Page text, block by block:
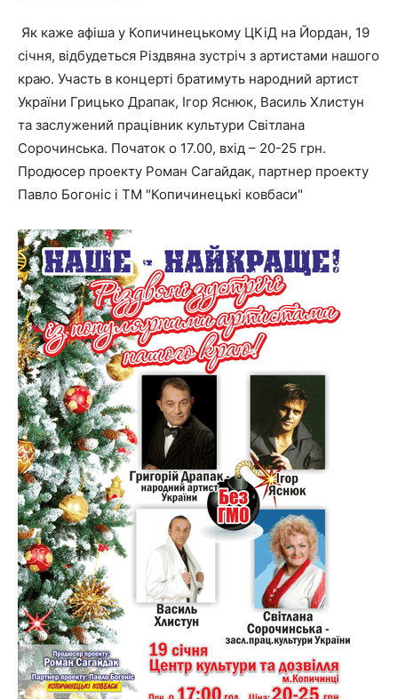
Як каже афіша у Копичинецькому ЦКіД на Йордан, 19
січня, відбудеться Різдвяна зустріч з артистами нашого
краю. Участь в концерті братимуть народний артист
України Грицько Драпак, Ігор Яснюк, Василь Хлистун
та заслужений працівник культури Світлана
Сорочинська. Початок о 17.00, вхід – 20-25 грн.
Продюсер проекту Роман Сагайдак, партнер проекту
Павло Богоніс і ТМ "Копичинецькі ковбаси"